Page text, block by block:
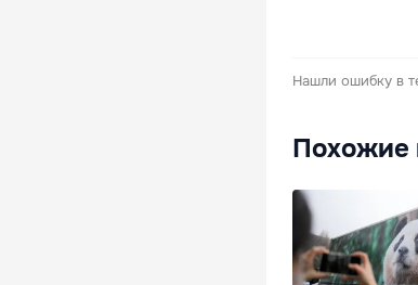
Нашли ошибку в
Похожие